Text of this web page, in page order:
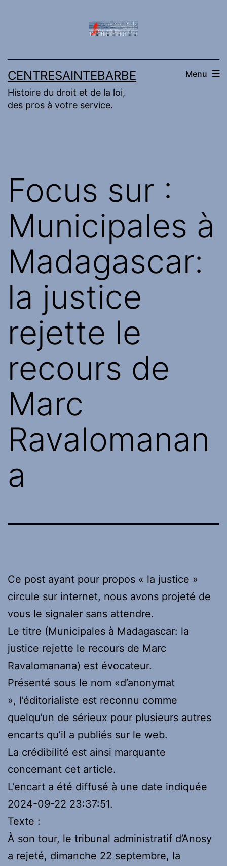
CENTRESAINTEBARBE
Histoire du droit et de la loi,
des pros à votre service.
Menu
Focus sur :
Municipales à
Madagascar:
la justice
rejette le
recours de
Marc
Ravalomanan
a
Ce post ayant pour propos « la justice »
circule sur internet, nous avons projeté de
vous le signaler sans attendre.
Le titre (Municipales à Madagascar: la
justice rejette le recours de Marc
Ravalomanana) est évocateur.
Présenté sous le nom «d’anonymat
», l’éditorialiste est reconnu comme
quelqu’un de sérieux pour plusieurs autres
encarts qu’il a publiés sur le web.
La crédibilité est ainsi marquante
concernant cet article.
L’encart a été diffusé à une date indiquée
2024-09-22 23:37:51.
Texte :
À son tour, le tribunal administratif d’Anosy
a rejeté, dimanche 22 septembre, la